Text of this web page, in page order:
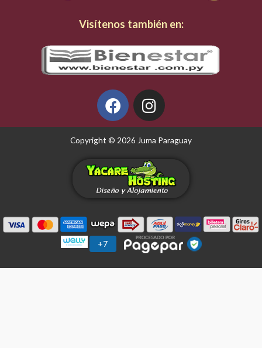
p
p
Visítenos también en:
F
a
c
e
o
o
I
n
s
t
a
g
r
m
Copyright © 2026 Juma Paraguay